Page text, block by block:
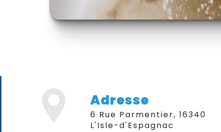
Adresse
6 Rue Parmentier, 16340
L'Isle-d'Espagnac